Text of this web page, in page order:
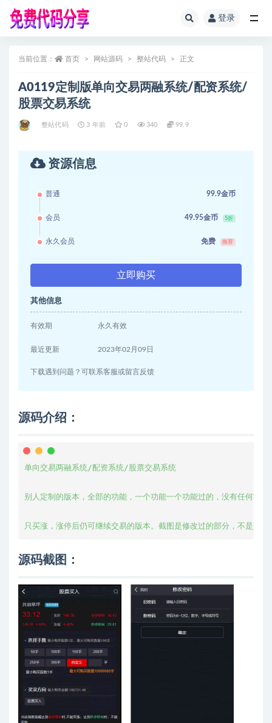
登录
当前位置： 首页 网站源码 整站代码 正文
A0119定制版单向交易两融系统/配资系统/
股票交易系统
整站代码 3 年前 0 340 99.9
资源信息
普通 99.9金币
会员 49.95金币 5折
永久会员 免费 推荐
立即购买
其他信息
有效期 永久有效
最近更新 2023年02月09日
下载遇到问题？可联系客服或留言反馈
源码介绍：
单向交易两融系统/配资系统/股票交易系统
别人定制的版本，全部的功能，一个功能一个功能过的，没有任何问题
只买涨，涨停后仍可继续交易的版本。截图是修改过的部分，不是正
源码截图：